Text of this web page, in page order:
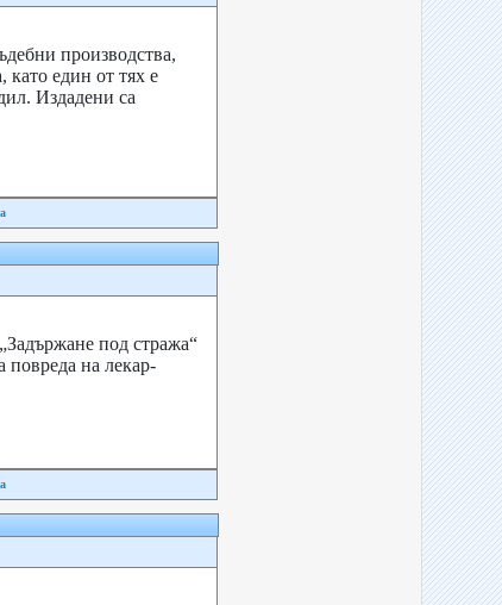
производства,
като един от тях е
Издадени са
под стража“
повреда на лекар-